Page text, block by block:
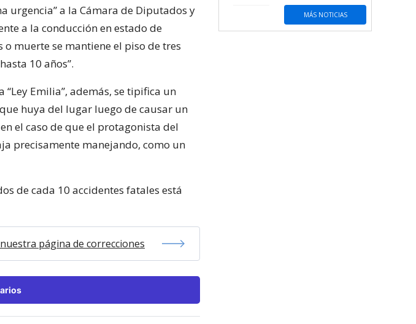
urgencia” a la Cámara de Diputados y
a la conducción en estado de
muerte se mantiene el piso de tres
10 años”.
Emilia”, además, se tipifica un
huya del lugar luego de causar un
el caso de que el protagonista del
precisamente manejando, como un
de cada 10 accidentes fatales está
página de correcciones
MÁS NOTICIAS